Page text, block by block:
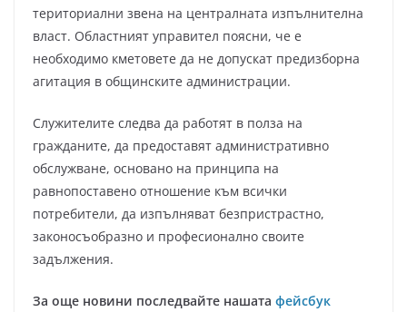
териториални звена на централната изпълнителна
власт. Областният управител поясни, че е
необходимо кметовете да не допускат предизборна
агитация в общинските администрации.
Служителите следва да работят в полза на
гражданите, да предоставят административно
обслужване, основано на принципа на
равнопоставено отношение към всички
потребители, да изпълняват безпристрастно,
законосъобразно и професионално своите
задължения.
За още новини последвайте нашата фейсбук